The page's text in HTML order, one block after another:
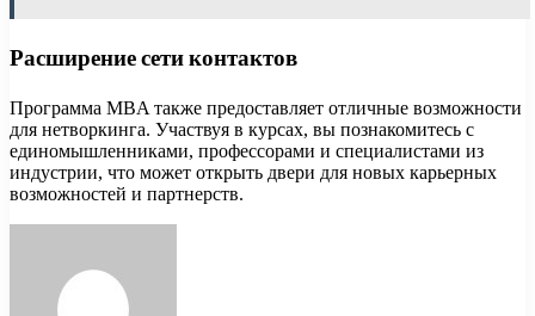
Расширение сети контактов
Программа MBA также предоставляет отличные возможности
для нетворкинга. Участвуя в курсах, вы познакомитесь с
единомышленниками, профессорами и специалистами из
индустрии, что может открыть двери для новых карьерных
возможностей и партнерств.